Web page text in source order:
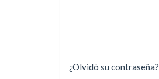
¿Olvidó su contraseña?